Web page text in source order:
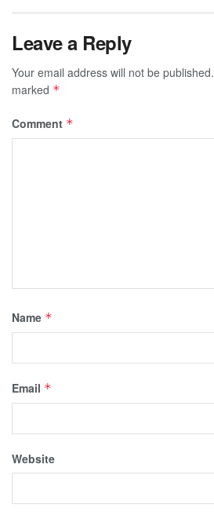
Leave a Reply
Your email address will not be published.
marked *
Comment *
Name *
Email *
Website